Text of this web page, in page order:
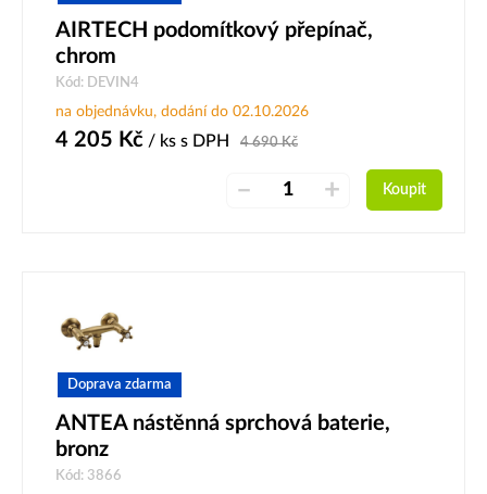
AIRTECH podomítkový přepínač,
chrom
Kód: DEVIN4
na objednávku, dodání do 02.10.2026
4 205 Kč / ks s DPH 4 690Kč
– + Koupit
Doprava zdarma
ANTEA nástěnná sprchová baterie,
bronz
Kód: 3866